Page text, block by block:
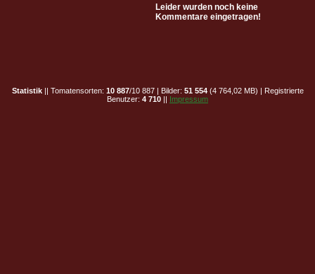
Leider wurden noch keine
Kommentare eingetragen!
Statistik|| Tomatensorten: 10 887/10 887 | Bilder: 51 554(4 764,02 MB) | Registrierte
Benutzer: 4 710 || Impressum